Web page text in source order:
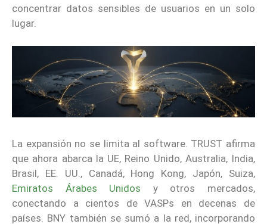
concentrar datos sensibles de usuarios en un solo
lugar.
La expansión no se limita al software. TRUST afirma
que ahora abarca la UE, Reino Unido, Australia, India,
Brasil, EE. UU., Canadá, Hong Kong, Japón, Suiza,
Emiratos Árabes Unidos y otros mercados,
conectando a cientos de VASPs en decenas de
países. BNY también se sumó a la red, incorporando